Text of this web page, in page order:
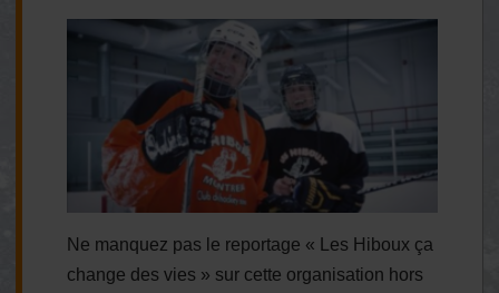
Ne manquez pas le reportage « Les Hiboux ça
change des vies » sur cette organisation hors